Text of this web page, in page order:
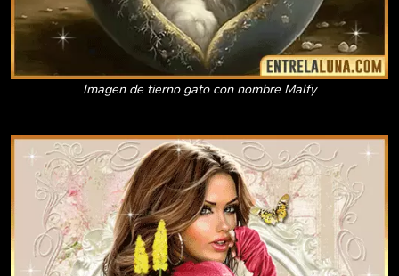
Imagen de tierno gato con nombre Malfy